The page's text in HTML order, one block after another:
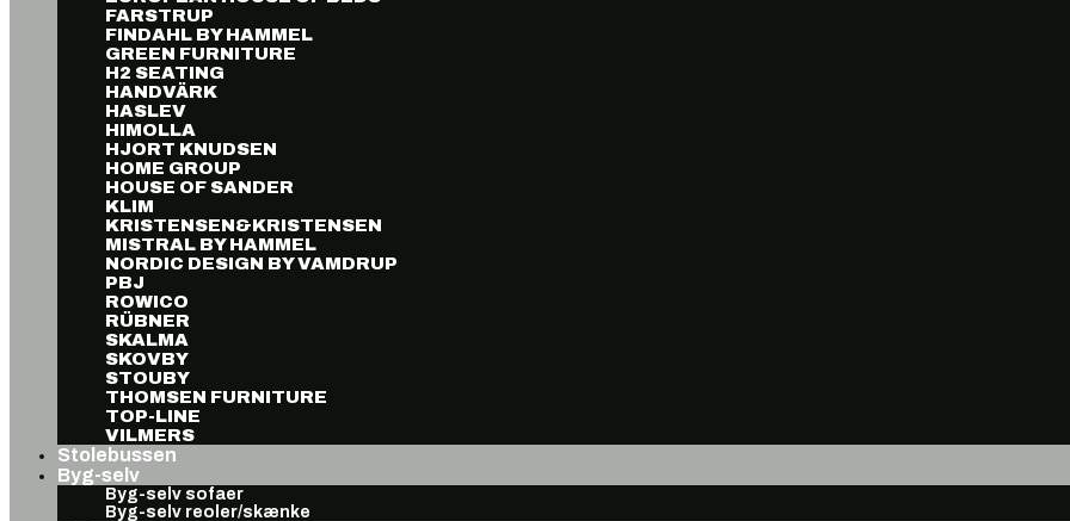
FARSTRUP
FINDAHL BY HAMMEL
GREEN FURNITURE
H2 SEATING
HANDVÄRK
HASLEV
HIMOLLA
HJORT KNUDSEN
HOME GROUP
HOUSE OF SANDER
KLIM
KRISTENSEN&KRISTENSEN
MISTRAL BY HAMMEL
NORDIC DESIGN BY VAMDRUP
PBJ
ROWICO
RÜBNER
SKALMA
SKOVBY
STOUBY
THOMSEN FURNITURE
TOP-LINE
VILMERS
Stolebussen
Byg-selv
Byg-selv sofaer
Byg-selv reoler/skænke